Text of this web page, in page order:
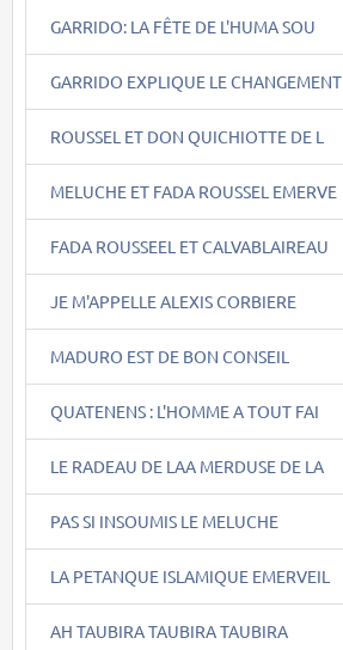
GARRIDO: LA FÊTE DE L'HUMA SOU
GARRIDO EXPLIQUE LE CHANGEMENT
ROUSSEL ET DON QUICHIOTTE DE L
MELUCHE ET FADA ROUSSEL EMERVE
FADA ROUSSEEL ET CALVABLAIREAU
JE M'APPELLE ALEXIS CORBIERE
MADURO EST DE BON CONSEIL
QUATENENS : L'HOMME A TOUT FAI
LE RADEAU DE LAA MERDUSE DE LA
PAS SI INSOUMIS LE MELUCHE
LA PETANQUE ISLAMIQUE EMERVEIL
AH TAUBIRA TAUBIRA TAUBIRA